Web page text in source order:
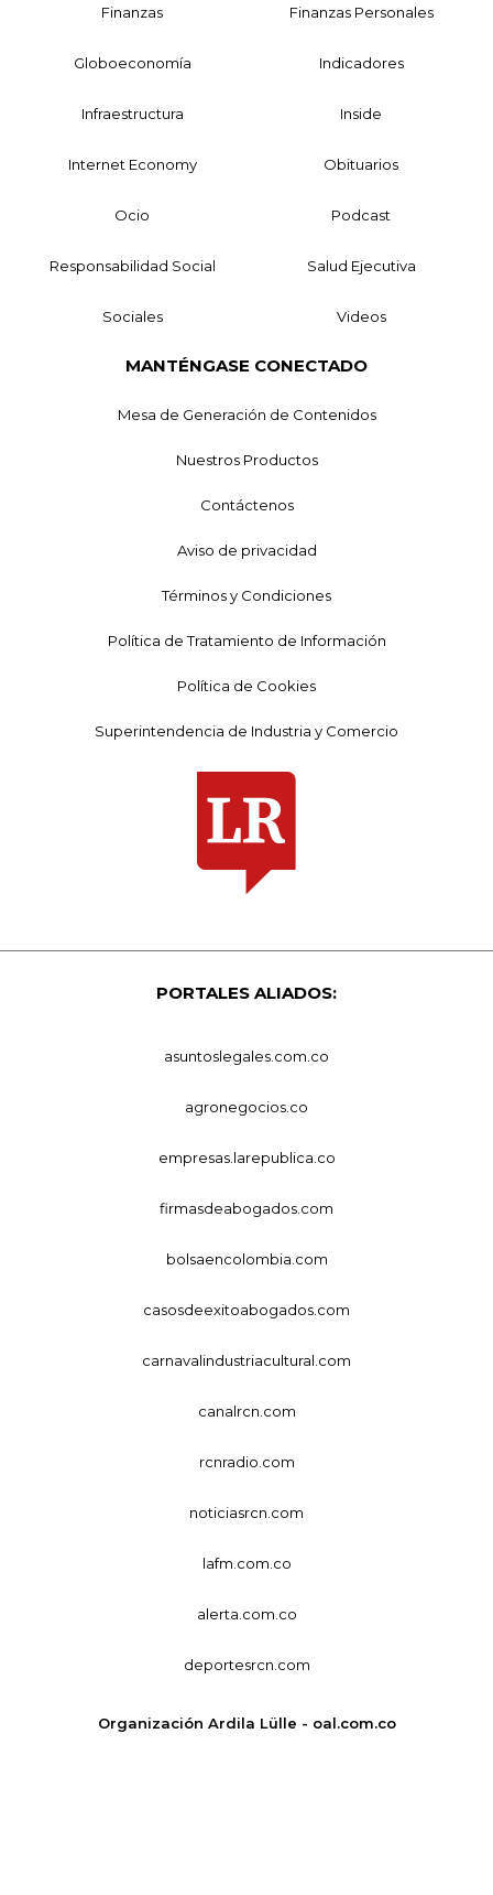
Finanzas Finanzas Personales
Globoeconomía Indicadores
Infraestructura Inside
Internet Economy Obituarios
Ocio Podcast
Responsabilidad Social Salud Ejecutiva
Sociales Videos
MANTÉNGASE CONECTADO
Mesa de Generación de Contenidos
Nuestros Productos
Contáctenos
Aviso de privacidad
Términos y Condiciones
Política de Tratamiento de Información
Política de Cookies
Superintendencia de Industria y Comercio
PORTALES ALIADOS:
asuntoslegales.com.co
agronegocios.co
empresas.larepublica.co
firmasdeabogados.com
bolsaencolombia.com
casosdeexitoabogados.com
carnavalindustriacultural.com
canalrcn.com
rcnradio.com
noticiasrcn.com
lafm.com.co
alerta.com.co
deportesrcn.com
Organización Ardila Lülle - oal.com.co